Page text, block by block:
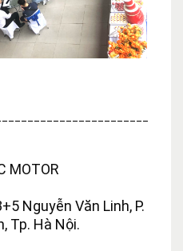
MOTOR
Nguyễn Văn Linh, P.
Tp. Hà Nội.